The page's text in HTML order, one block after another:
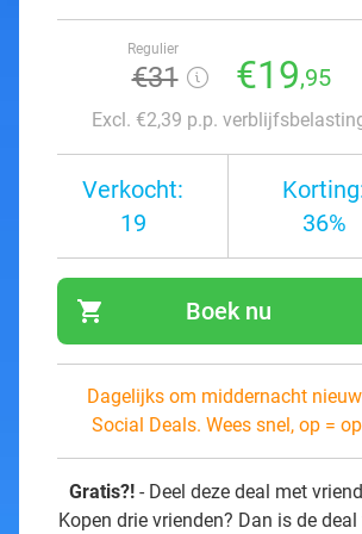
Regulier
€31 €19,95
Excl. €2,39 p.p.
Verkocht:
19
36%
shopping_cart Boek nu
Dagelijks om middernacht
Social Deals. Wees snel, op =
Gratis?! - Deel deze deal met
Kopen drie vrienden? Dan is de